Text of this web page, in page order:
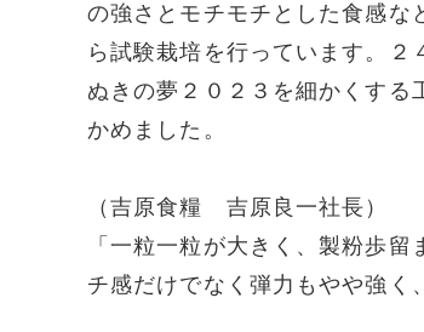
の強さとモチモチとした食感な
ら試験栽培を行っています。２
ぬきの夢２０２３を細かくする
かめました。
（吉原食糧 吉原良一社長）
「一粒一粒が大きく、製粉歩
チ感だけでなく弾力もやや強く